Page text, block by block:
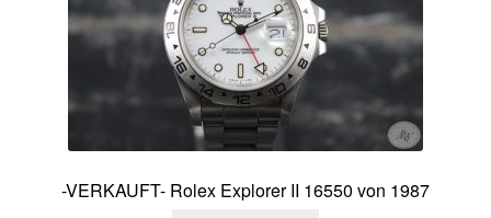
Über mich
Kontakt
-VERKAUFT- Rolex Explorer II 16550 von 1987